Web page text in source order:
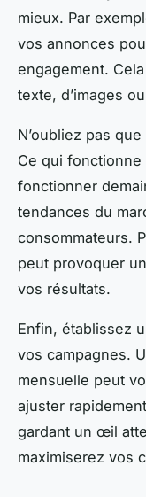
mieux. Par
vos annonces
engagement.
texte, d’images
N’oubliez pas
Ce qui fonctionne
fonctionner
tendances du
consommateurs.
peut provoquer
vos résultats.
Enfin, établissez
vos campagnes.
mensuelle peut
ajuster
gardant un œil
maximiserez vos